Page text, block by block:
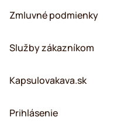
Zmluvné podmienky
Služby zákazníkom
Kapsulovakava.sk
Prihlásenie